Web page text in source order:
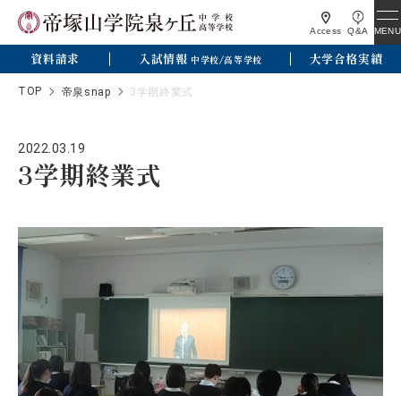
Access Q&A MENU
資料請求 入試情報 中学校/高等学校 大学合格実績
TOP 帝泉snap 3学期終業式
2022.03.19
3学期終業式